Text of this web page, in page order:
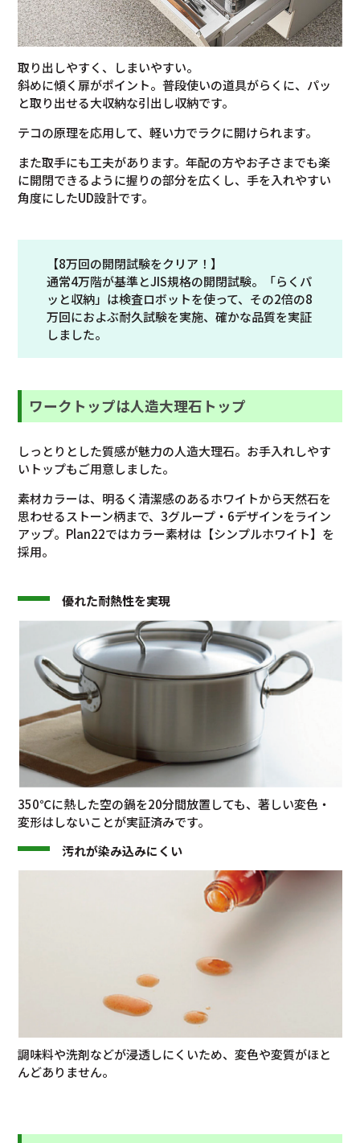
取り出しやすく、しまいやすい。
斜めに傾く扉がポイント。普段使いの道具がらくに、パッ
と取り出せる大収納な引出し収納です。
テコの原理を応用して、軽い力でラクに開けられます。
また取手にも工夫があります。年配の方やお子さまでも楽
に開閉できるように握りの部分を広くし、手を入れやすい
角度にしたUD設計です。
【8万回の開閉試験をクリア！】
通常4万階が基準とJIS規格の開閉試験。「らくパ
ッと収納」は検査ロボットを使って、その2倍の8
万回におよぶ耐久試験を実施、確かな品質を実証
しました。
ワークトップは人造大理石トップ
しっとりとした質感が魅力の人造大理石。お手入れしやす
いトップもご用意しました。
素材カラーは、明るく清潔感のあるホワイトから天然石を
思わせるストーン柄まで、3グループ・6デザインをライン
アップ。Plan22ではカラー素材は【シンプルホワイト】を
採用。
優れた耐熱性を実現
350℃に熱した空の鍋を20分間放置しても、著しい変色・
変形はしないことが実証済みです。
汚れが染み込みにくい
調味料や洗剤などが浸透しにくいため、変色や変質がほと
んどありません。